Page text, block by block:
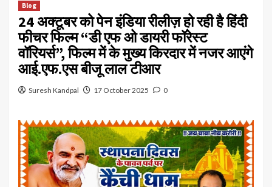
Blog
24 अक्टूबर को पेन इंडिया रीलीज़ हो रही है हिंदी
फीचर फिल्म “डी एफ ओ डायरी फॉरेस्ट
वॉरियर्स”, फिल्म में के मुख्य किरदार में नजर आएंगे
आई.एफ.एस बीजू लाल टीआर
Suresh Kandpal 17 October 2025 0